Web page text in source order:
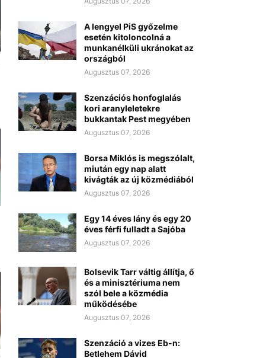
A lengyel PiS győzelme
esetén kitoloncolná a
munkanélküli ukránokat az
országból
Augusztus 07, 2026
Szenzációs honfoglalás
kori aranyleletekre
bukkantak Pest megyében
Augusztus 07, 2026
Borsa Miklós is megszólalt,
miután egy nap alatt
kivágták az új közmédiából
Augusztus 07, 2026
Egy 14 éves lány és egy 20
éves férfi fulladt a Sajóba
Augusztus 07, 2026
Bolsevik Tarr váltig állítja, ő
és a minisztériuma nem
szól bele a közmédia
működésébe
Augusztus 07, 2026
Szenzáció a vizes Eb-n:
Betlehem Dávid